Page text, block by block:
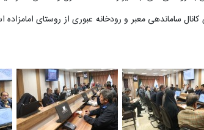
ساماندهی معبر و رودخانه عبوری از روستای امامزاده